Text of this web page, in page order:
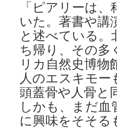
「ピアリーは
いた。著書や講
と述べている。
ち帰り、その多
リカ自然史博
人のエスキモ
頭蓋骨や人骨と
しかも、まだ
に興味をそそる